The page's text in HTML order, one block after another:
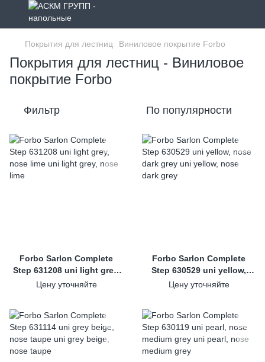
Покрытия для лестниц Виниловое покрытие Forbo
Покрытия для лестниц - Виниловое
покрытие Forbo
Фильтр По популярности
Forbo Sarlon Complete
Step 631208 uni light grey,
nose lime
Цену уточняйте
Forbo Sarlon Complete
Step 630529 uni yellow,
nose dark grey
Цену уточняйте